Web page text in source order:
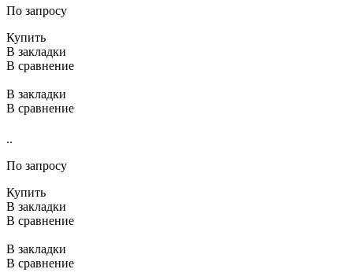
По запросу
Купить
В закладки
В сравнение
В закладки
В сравнение
..
По запросу
Купить
В закладки
В сравнение
В закладки
В сравнение